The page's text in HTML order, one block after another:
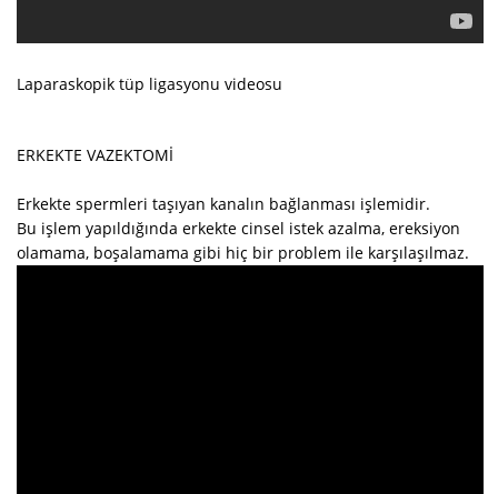
Laparaskopik tüp ligasyonu videosu
ERKEKTE VAZEKTOMİ
Erkekte spermleri taşıyan kanalın bağlanması işlemidir.
Bu işlem yapıldığında erkekte cinsel istek azalma, ereksiyon
olamama, boşalamama gibi hiç bir problem ile karşılaşılmaz.